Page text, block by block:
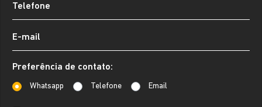
Preferência de contato:
Whatsapp Telefone Email